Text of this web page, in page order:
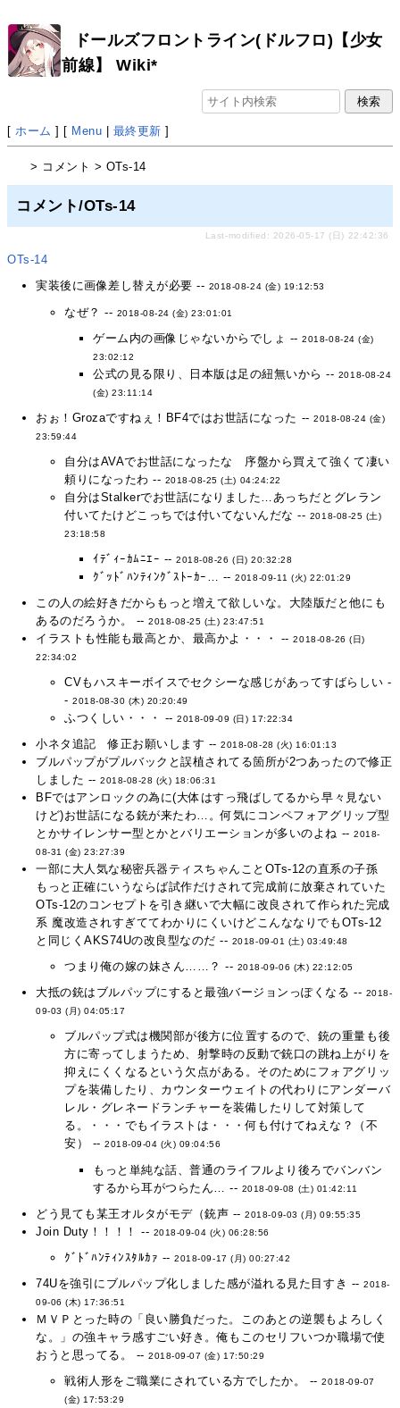
ドールズフロントライン(ドルフロ)【少女
前線】 Wiki*
[ ホーム ] [ Menu 最終更新 ]
> コメント > OTs-14
コメント/OTs-14
Last-modified: 2026-05-17 (日) 22:42:36
OTs-14
実装後に画像差し替えが必要 -- 2018-08-24 (金) 19:12:53
なぜ？ -- 2018-08-24 (金) 23:01:01
ゲーム内の画像じゃないからでしょ --2018-08-24 (金)
23:02:12
公式の見る限り、日本版は足の紐無いから -- 2018-08-24
(金) 23:11:14
おぉ！Grozaですねぇ！BF4ではお世話になった --2018-08-24 (金)
23:59:44
自分はAVAでお世話になったな 序盤から買えて強くて凄い
頼りになったわ -- 2018-08-25 (土) 04:24:22
自分はStalkerでお世話になりました…あっちだとグレラン
付いてたけどこっちでは付いてないんだな -- 2018-08-25 (土)
23:18:58
ｲﾃﾞｨｰｶﾑﾆｴｰ --2018-08-26 (日) 20:32:28
ｸﾞｯﾄﾞﾊﾝﾃｨﾝｸﾞｽﾄｰｶｰ… --2018-09-11 (火) 22:01:29
この人の絵好きだからもっと増えて欲しいな。大陸版だと他にも
あるのだろうか。 --2018-08-25 (土) 23:47:51
イラストも性能も最高とか、最高かよ・・・ --2018-08-26 (日)
22:34:02
CVもハスキーボイスでセクシーな感じがあってすばらしい -
-2018-08-30 (木) 20:20:49
ふつくしい・・・ --2018-09-09 (日) 17:22:34
小ネタ追記 修正お願いします --2018-08-28 (火) 16:01:13
ブルパップがプルバックと誤植されてる箇所が2つあったので修正
しました --2018-08-28 (火) 18:06:31
BFではアンロックの為に(大体はすっ飛ばしてるから早々見ない
けど)お世話になる銃が来たわ…。何気にコンペフォアグリップ型
とかサイレンサー型とかとバリエーションが多いのよね --2018-
08-31 (金) 23:27:39
一部に大人気な秘密兵器ティスちゃんことOTs-12の直系の子孫
もっと正確にいうならば試作だけされて完成前に放棄されていた
OTs-12のコンセプトを引き継いで大幅に改良されて作られた完成
系 魔改造されすぎててわかりにくいけどこんななりでもOTs-12
と同じくAKS74Uの改良型なのだ -- 2018-09-01 (土) 03:49:48
つまり俺の嫁の妹さん……？ -- 2018-09-06 (木) 22:12:05
大抵の銃はブルパップにすると最強バージョンっぽくなる -- 2018-
09-03 (月) 04:05:17
ブルパップ式は機関部が後方に位置するので、銃の重量も後
方に寄ってしまうため、射撃時の反動で銃口の跳ね上がりを
抑えにくくなるという欠点がある。そのためにフォアグリッ
プを装備したり、カウンターウェイトの代わりにアンダーバ
レル・グレネードランチャーを装備したりして対策して
る。・・・でもイラストは・・・何も付けてねえな？（不
安） --2018-09-04 (火) 09:04:56
もっと単純な話、普通のライフルより後ろでバンバン
するから耳がつらたん… -- 2018-09-08 (土) 01:42:11
どう見ても某王オルタがモデ（銃声 --2018-09-03 (月) 09:55:35
Join Duty！！！！ -- 2018-09-04 (火) 06:28:56
ｸﾞﾄﾞﾊﾝﾃｨﾝｽﾀﾙｶｧ --2018-09-17 (月) 00:27:42
74Uを強引にブルパップ化しました感が溢れる見た目すき --2018-
09-06 (木) 17:36:51
ＭＶＰとった時の「良い勝負だった。このあとの逆襲もよろしく
な。」の強キャラ感すごい好き。俺もこのセリフいつか職場で使
おうと思ってる。 --2018-09-07 (金) 17:50:29
戦術人形をご職業にされている方でしたか。 --2018-09-07
(金) 17:53:29